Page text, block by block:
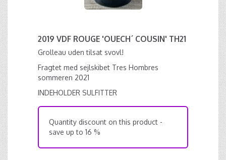
2019 VDF ROUGE 'OUECH´ COUSIN' TH21
Grolleau uden tilsat svovl!
Fragtet med sejlskibet Tres Hombres
sommeren 2021
INDEHOLDER SULFITTER
Quantity discount on this product -
save up to 16 %